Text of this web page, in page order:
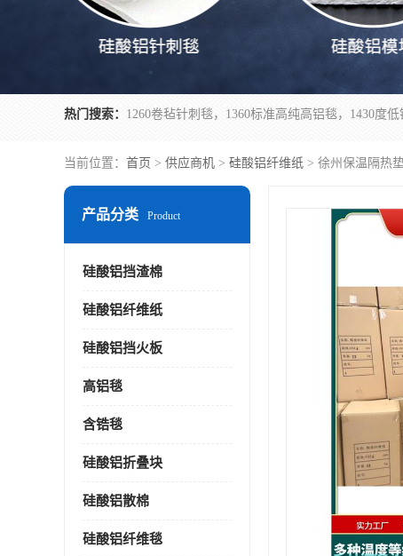
热门搜索：
当前位置： 首页 > 供应商机 > 硅酸铝纤维纸 > 徐州保温隔热
产品分类 Product
硅酸铝挡渣棉
硅酸铝纤维纸
硅酸铝挡火板
高铝毯
含锆毯
硅酸铝折叠块
硅酸铝散棉
硅酸铝纤维毯